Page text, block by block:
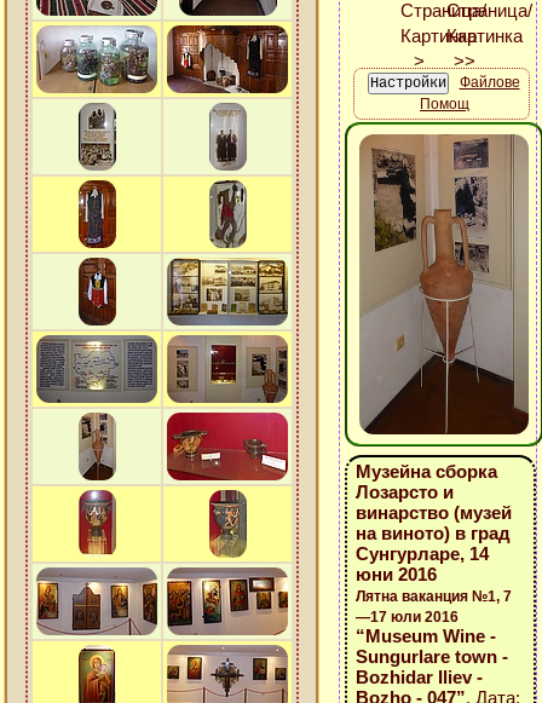
Файлове
Помощ
Музейна сборка
Лозарсто и
винарство (музей
на виното) в град
Сунгурларе, 14
юни 2016
Лятна ваканция №1, 7
—17 юли 2016
“Museum Wine -
Sungurlare town -
Bozhidar Iliev -
Bozho - 047”, Дата: